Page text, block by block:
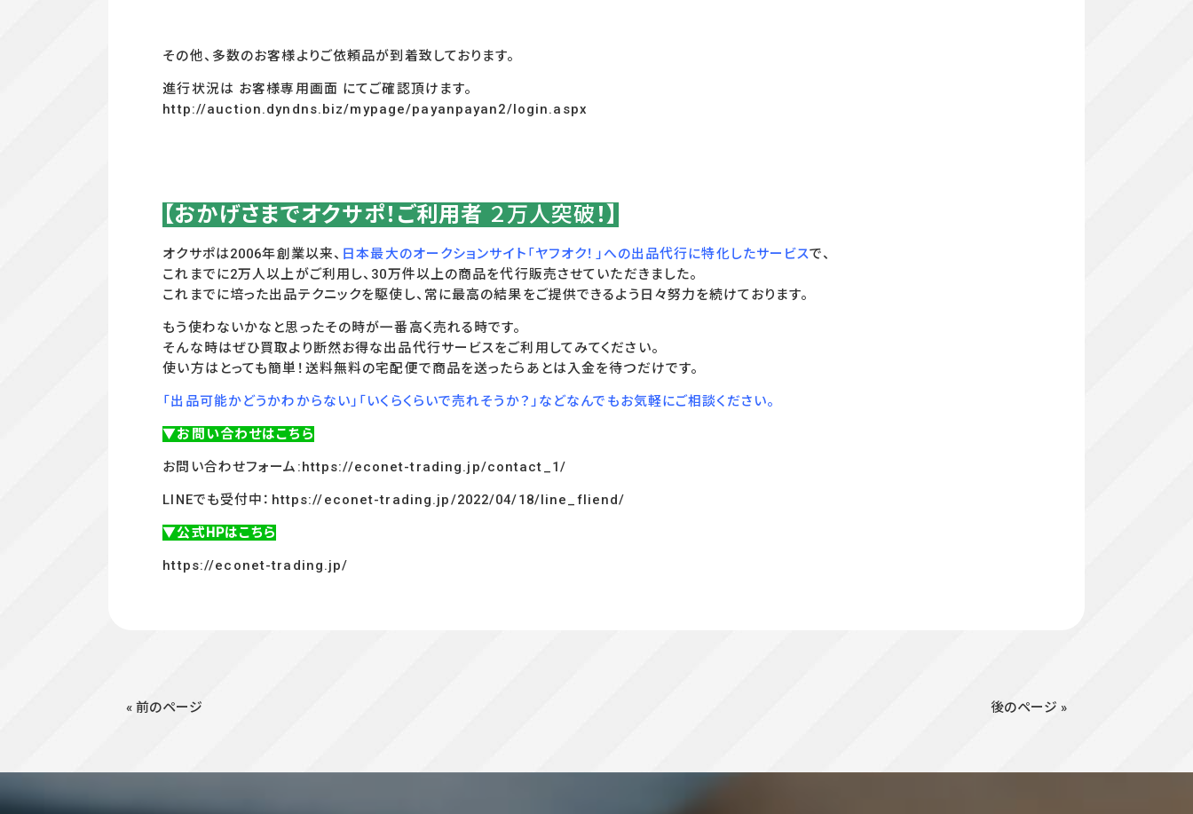
その他、多数のお客様よりご依頼品が到着致しております。
進行状況は お客様専用画面 にてご確認頂けます。
http://auction.dyndns.biz/mypage/payanpayan2/login.aspx
【おかげさまでオクサポ！ご利用者 ２万人突破 ！】
オクサポは2006年創業以来、 日本最大のオークションサイト「ヤフオク！」への出品代行に特化したサービスで、
これまでに2万人以上がご利用し、30万件以上の商品を代行販売させていただきました。
これまでに培った出品テクニックを駆使し、常に最高の結果をご提供できるよう日々努力を続けております。
もう使わないかなと思ったその時が一番高く売れる時です。
そんな時はぜひ買取より断然お得な出品代行サービスをご利用してみてください。
使い方はとっても簡単！送料無料の宅配便で商品を送ったらあとは入金を待つだけです。
「出品可能かどうかわからない」「いくらくらいで売れそうか？」などなんでもお気軽にご相談ください。
▼お問い合わせはこちら
お問い合わせフォーム:https://econet-trading.jp/contact_1/
LINEでも受付中： https://econet-trading.jp/2022/04/18/line_fliend/
▼公式HPはこちら
https://econet-trading.jp/
« 前のページ 後のページ »